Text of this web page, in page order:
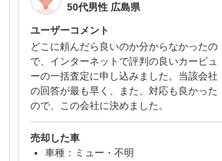
50代男性 広島県
ユーザーコメント
どこに頼んだら良いのか分からなかったの
で、インターネットで評判の良いカービュ
ーの一括査定に申し込みました。当該会社
の回答が最も早く、また、対応も良かった
ので、この会社に決めました。
売却した車
車種：ミュー・不明